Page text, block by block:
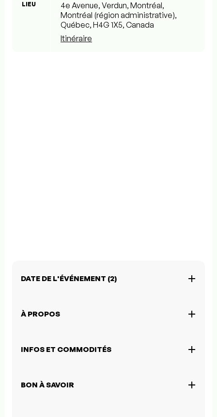
LIEU
4e Avenue, Verdun, Montréal,
Montréal (région administrative),
Québec, H4G 1X5, Canada
Itinéraire
DATE DE L'ÉVÉNEMENT (2)
À PROPOS
INFOS ET COMMODITÉS
BON À SAVOIR